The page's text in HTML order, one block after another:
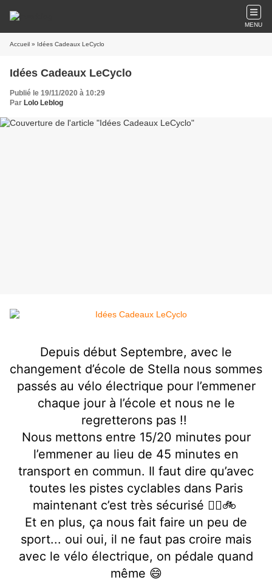
MENU
Accueil » Idées Cadeaux LeCyclo
Idées Cadeaux LeCyclo
Publié le 19/11/2020 à 10:29
Par Lolo Leblog
Depuis début Septembre, avec le
changement d’école de Stella nous sommes
passés au vélo électrique pour l’emmener
chaque jour à l’école et nous ne le
regretterons pas !!
Nous mettons entre 15/20 minutes pour
l’emmener au lieu de 45 minutes en
transport en commun. Il faut dire qu’avec
toutes les pistes cyclables dans Paris
maintenant c’est très sécurisé 👍🏻🚲
Et en plus, ça nous fait faire un peu de
sport... oui oui, il ne faut pas croire mais
avec le vélo électrique, on pédale quand
même 😄